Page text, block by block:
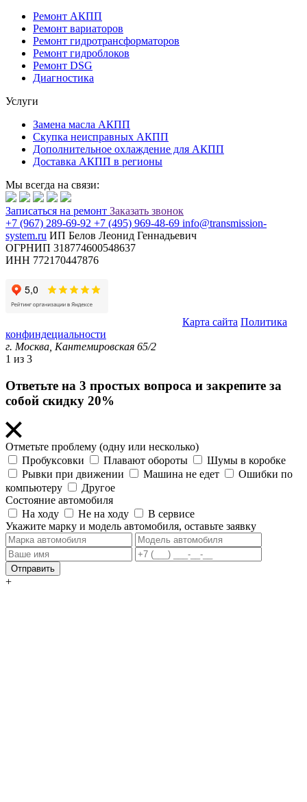
Ремонт АКПП
Ремонт вариаторов
Ремонт гидротрансформаторов
Ремонт гидроблоков
Ремонт DSG
Диагностика
Услуги
Замена масла АКПП
Скупка неисправных АКПП
Дополнительное охлаждение для АКПП
Доставка АКПП в регионы
Мы всегда на связи:
Записаться на ремонт Заказать звонок
+7 (967) 289-69-92 +7 (495) 969-48-69 info@transmission-
system.ru ИП Белов Леонид Геннадьевич
ОГРНИП 318774600548637
ИНН 772170447876
Карта сайта Политика
конфиндециальности
г. Москва, Кантемировская 65/2
1 из 3
Ответьте на 3 простых вопроса и закрепите за
собой скидку 20%
Отметьте проблему (одну или несколько)
Пробуксовки
Плавают обороты
Шумы в коробке
Рывки при движении
Машина не едет
Ошибки по
компьютеру
Другое
Состояние автомобиля
На ходу
Не на ходу
В сервисе
Укажите марку и модель автомобиля, оставьте заявку
Отправить
+